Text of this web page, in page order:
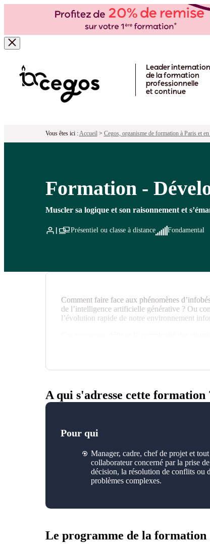
Leader
de la formation
professionnelle
et continue
Vous êtes ici :Accueil> Cegos, organisme de formation à Paris et
Formation -
Muscler sa logique et son raisonnement et
Présentiel ou classe à distance Fondamental
Comment faire face aux phénomènes
de l’intelligence artificielle générative ? Ou
l’évolution rapide de notre environnement
Softskill majeure des années à venir, exercer
résoudre des problèmes complexes ou à gérer
A qui s'adresse cette formation
Pour qui
Manager, cadre, chef de projet et tout
collaborateur concerné par la prise de
décision, la résolution de conflits ou
problèmes complexes.
Le programme de la formation
Formation - Développer sa
Pour qui ? Programme Objectifs